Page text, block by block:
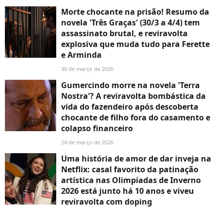
Morte chocante na prisão! Resumo da
novela 'Três Graças' (30/3 a 4/4) tem
assassinato brutal, e reviravolta
explosiva que muda tudo para Ferette
e Arminda
30 de março de 2026
Gumercindo morre na novela 'Terra
Nostra'? A reviravolta bombástica da
vida do fazendeiro após descoberta
chocante de filho fora do casamento e
colapso financeiro
24 de março de 2026
Uma história de amor de dar inveja na
Netflix: casal favorito da patinação
artística nas Olimpíadas de Inverno
2026 está junto há 10 anos e viveu
reviravolta com doping